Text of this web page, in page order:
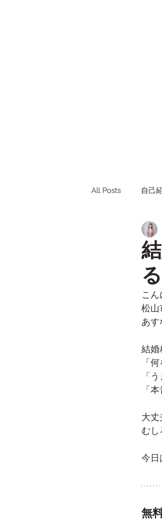
All Posts 自己
成婚までのロ
再婚の婚活
こん
松山
あ
結婚
「
「
「
大丈
む
今日
無